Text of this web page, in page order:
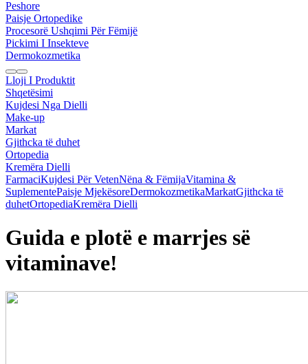
Peshore
Paisje Ortopedike
Procesorë Ushqimi Për Fëmijë
Pickimi I Insekteve
Dermokozmetika
Lloji I Produktit
Shqetësimi
Kujdesi Nga Dielli
Make-up
Markat
Gjithcka të duhet
Ortopedia
Kremëra Dielli
FarmaciKujdesi Për VetenNëna & FëmijaVitamina &
SuplementePaisje MjekësoreDermokozmetikaMarkatGjithcka të
duhetOrtopediaKremëra Dielli
Guida e plotë e marrjes së
vitaminave!